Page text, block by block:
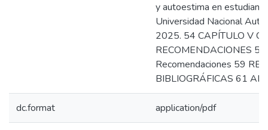
y autoestima en
Universidad Nacional
2025. 54 CAPÍTULO V
RECOMENDACIONES
Recomendaciones 59
BIBLIOGRÁFICAS 61
dc.format application/pdf